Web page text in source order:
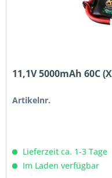
11,1V 5000mAh 60C
Artikelnr.
Lieferzeit ca. 1-3 Tage
Im Laden verfügbar